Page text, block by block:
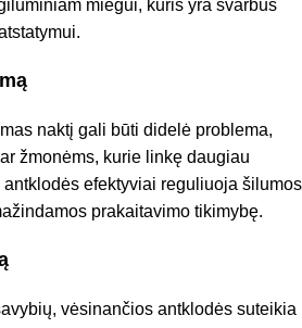
miegui, kuris yra svarbus
naktį gali būti didelė problema,
žmonėms, kurie linkę daugiau
efektyviai reguliuoja šilumos
prakaitavimo tikimybę.
vėsinančios antklodės suteikia